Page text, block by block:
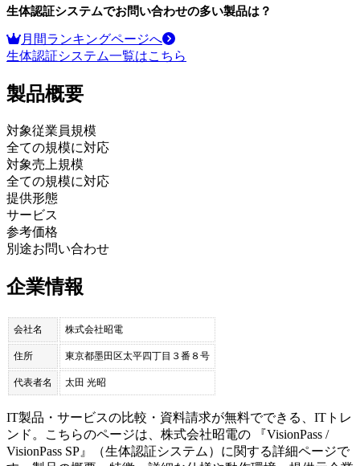
生体認証システムでお問い合わせの多い製品は？
月間ランキングページへ
生体認証システム一覧はこちら
製品概要
対象従業員規模
全ての規模に対応
対象売上規模
全ての規模に対応
提供形態
サービス
参考価格
別途お問い合わせ
企業情報
会社名 株式会社昭電
住所 東京都墨田区太平四丁目３番８号
代表者名 太田 光昭
IT製品・サービスの比較・資料請求が無料でできる、ITトレ
ンド。こちらのページは、 株式会社昭電の 『VisionPass /
VisionPass SP 』（生体認証システム ）に関する詳細ページで